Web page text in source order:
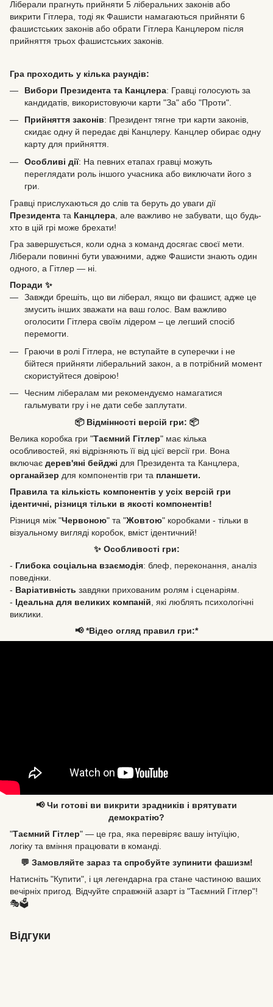
Ліберали прагнуть прийняти 5 ліберальних законів або
викрити Гітлера, тоді як Фашисти намагаються прийняти 6
фашистських законів або обрати Гітлера Канцлером після
прийняття трьох фашистських законів.
Гра проходить у кілька раундів:
Вибори Президента та Канцлера: Гравці голосують за
кандидатів, використовуючи карти "За" або "Проти".
Прийняття законів: Президент тягне три карти законів,
скидає одну й передає дві Канцлеру. Канцлер обирає одну
карту для прийняття.
Особливі дії: На певних етапах гравці можуть
переглядати роль іншого учасника або виключати його з
гри.
Гравці прислухаються до слів та беруть до уваги дії
Президента та Канцлера , але важливо не забувати, що будь-
хто в цій грі може брехати!
Гра завершується, коли одна з команд досягає своєї мети.
Ліберали повинні бути уважними, адже Фашисти знають один
одного, а Гітлер — ні.
Поради ✨
Завжди брешіть, що ви ліберал, якщо ви фашист, адже це
змусить інших зважати на ваш голос. Вам важливо
оголосити Гітлера своїм лідером – це легший спосіб
перемогти.
Граючи в ролі Гітлера, не вступайте в суперечки і не
бійтеся прийняти ліберальний закон, а в потрібний момент
скористуйтеся довірою!
Чесним лібералам ми рекомендуємо намагатися
гальмувати гру і не дати себе заплутати.
📦 Відмінності версій гри: 📦
Велика коробка гри "Таємний Гітлер" має кілька
особливостей, які відрізняють її від цієї версії гри. Вона
включає дерев'яні бейджі для Президента та Канцлера,
органайзер для компонентів гри та планшети.
Правила та кількість компонентів у усіх версій гри
ідентичні, різниця тільки в якості компонентів!
Різниця між "Червоною" та "Жовтою" коробками - тільки в
візуальному вигляді коробок, вміст ідентичний!
✨ Особливості гри:
- Глибока соціальна взаємодія: блеф, переконання, аналіз
поведінки.
- Варіативність завдяки прихованим ролям і сценаріям.
- Ідеальна для великих компаній, які люблять психологічні
виклики.
📢 *Відео огляд правил гри:*
📢 Чи готові ви викрити зрадників і врятувати
демократію?
"Таємний Гітлер" — це гра, яка перевіряє вашу інтуїцію,
логіку та вміння працювати в команді.
💬 Замовляйте зараз та спробуйте зупинити фашизм!
Натисніть "Купити", і ця легендарна гра стане частиною ваших
вечірніх пригод. Відчуйте справжній азарт із "Таємний Гітлер"!
🎭🗳️
Відгуки